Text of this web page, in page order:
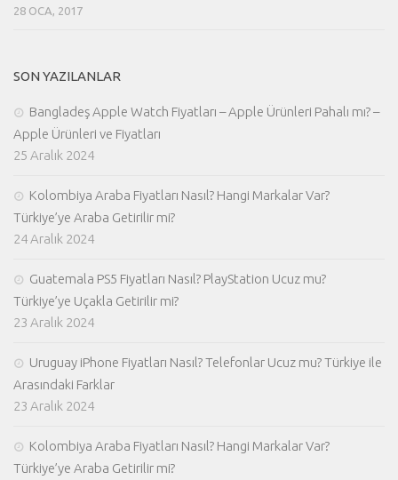
28 OCA, 2017
SON YAZILANLAR
Bangladeş Apple Watch Fiyatları – Apple Ürünleri Pahalı mı? –
Apple Ürünleri ve Fiyatları
25 Aralık 2024
Kolombiya Araba Fiyatları Nasıl? Hangi Markalar Var?
Türkiye’ye Araba Getirilir mi?
24 Aralık 2024
Guatemala PS5 Fiyatları Nasıl? PlayStation Ucuz mu?
Türkiye’ye Uçakla Getirilir mi?
23 Aralık 2024
Uruguay iPhone Fiyatları Nasıl? Telefonlar Ucuz mu? Türkiye ile
Arasındaki Farklar
23 Aralık 2024
Kolombiya Araba Fiyatları Nasıl? Hangi Markalar Var?
Türkiye’ye Araba Getirilir mi?